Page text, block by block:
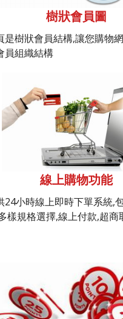
樹狀會員圖
是樹狀會員結構,讓您購物
員組織結構
線上購物功能
24小時線上即時下單系統,
樣規格選擇,線上付款,超商